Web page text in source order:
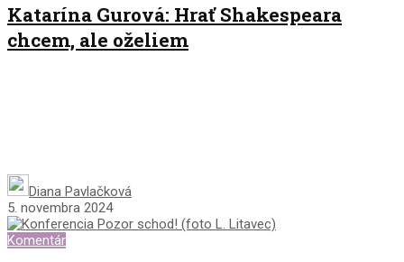
Katarína Gurová: Hrať Shakespeara
chcem, ale oželiem
Diana Pavlačková
5. novembra 2024
Komentár